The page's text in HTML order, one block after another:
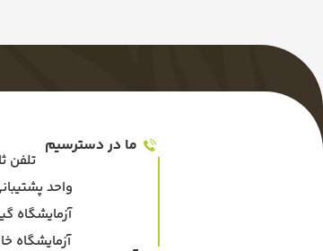
ما در دسترسیم
تلفن ثابت :
واحد پشتیبانی/
آزمایشگاه گیاه
آزمایشگاه خاک